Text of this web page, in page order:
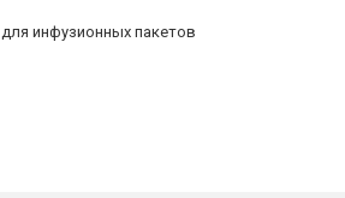
инфузионных пакетов